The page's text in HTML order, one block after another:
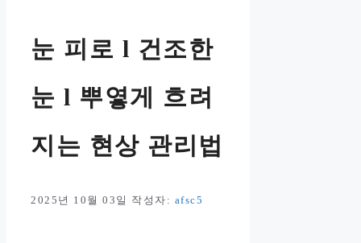
눈 피로 l 건조한
눈 l 뿌옇게 흐려
지는 현상 관리법
2025년 10월 03일 작성자: afsc5